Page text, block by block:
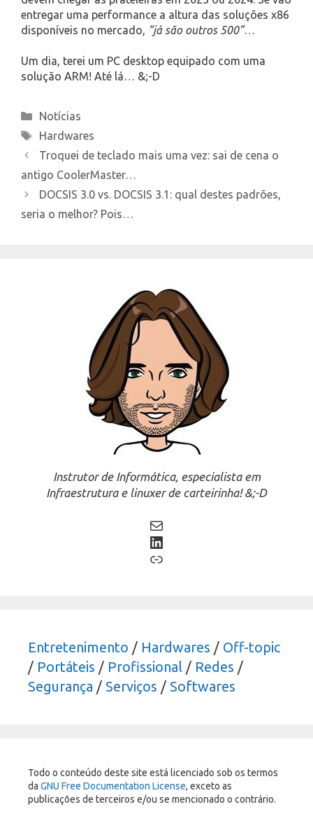
entregar uma performance a altura das soluções x86
disponíveis no mercado, “já são outros 500”…
Um dia, terei um PC desktop equipado com uma
solução ARM! Até lá… &;-D
Categories
Notícias
Tags
Hardwares
Troquei de teclado mais uma vez: sai de cena o
antigo CoolerMaster…
DOCSIS 3.0 vs. DOCSIS 3.1: qual destes padrões,
seria o melhor? Pois…
Instrutor de Informática, especialista em
Infraestrutura e linuxer de carteirinha! &;-D
Mail
LinkedIn
Link
Entretenimento / Hardwares / Off-topic
/ Portáteis / Profissional / Redes /
Segurança / Serviços / Softwares
Todo o conteúdo deste site está licenciado sob os termos
da GNU Free Documentation License, exceto as
publicações de terceiros e/ou se mencionado o contrário.